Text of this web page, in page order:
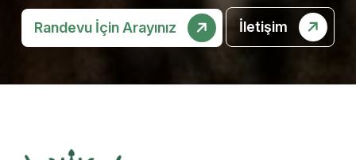
Randevu İçin Arayınız İletişim